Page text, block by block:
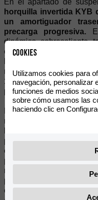
En el apartado de
horquilla invertida KYB
un amortiguador
precarga progresiva.
dinámico sobresaliente
como en superficies
Radiadas de
neumáticos tubeless
150/70-R17 detrás,que
precisión en terrenos
Respecto al sistema
monta componentes
, marca de
precisión, fiabilidad y
equipa un doble disco
pistones y anclaje
monta un disco de
proporcionando una
circunstancia. A este
Cookies
Utilizamos cookies para
navegación, personalizar
funciones de medios
sobre cómo usamos las
haciendo clic en